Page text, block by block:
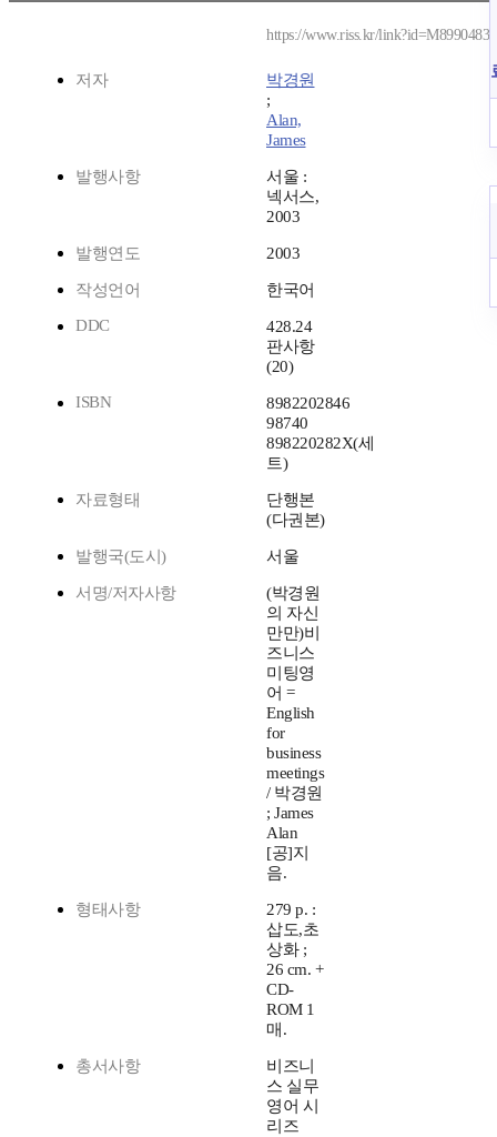
https://www.riss.kr/link?id=M8990483
저자
박경원
;
Alan,
James
발행사항
서울 :
넥서스,
2003
발행연도 2003
작성언어
한국어
DDC
428.24
판사항
(20)
ISBN
8982202846
98740
898220282X(세
트)
자료형태
단행본
(다권본)
발행국(도시) 서울
서명/저자사항
(박경원
의 자신
만만)비
즈니스
미팅영
어 =
English
for
business
meetings
/ 박경원
; James
Alan
[공]지
음.
형태사항
279 p. :
삽도,초
상화 ;
26 cm. +
CD-
ROM 1
매.
총서사항
비즈니
스 실무
영어 시
리즈